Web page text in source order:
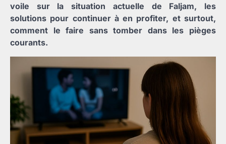
voile sur la situation actuelle de Faljam, les
solutions pour continuer à en profiter, et surtout,
comment le faire sans tomber dans les pièges
courants.